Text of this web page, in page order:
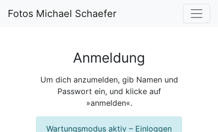
Fotos Michael Schaefer
Anmeldung
Um dich anzumelden, gib Namen und
Passwort ein, und klicke auf
»anmelden«.
Wartungsmodus aktiv – Einloggen